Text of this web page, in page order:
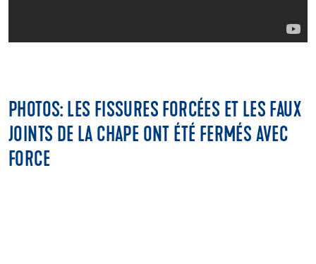
PHOTOS: LES FISSURES FORCÉES ET LES FAUX
JOINTS DE LA CHAPE ONT ÉTÉ FERMÉS AVEC
FORCE